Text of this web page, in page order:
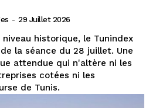
- 29 Juillet 2026
historique, le Tunindex
la séance du 28 juillet. Une
attendue qui n'altère ni les
cotées ni les
de Tunis.